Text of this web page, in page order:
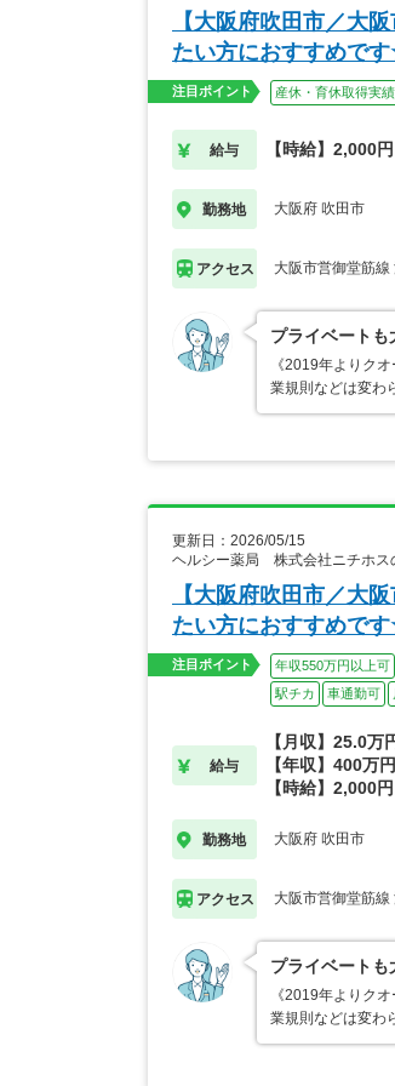
【大阪府吹田市／大
たい方におすすめで
注目ポイント 産休・育休取得実
給与 【時給】2,000
勤務地 大阪府 吹田市
アクセス 大阪市営御堂筋
プライベートも
《2019年よりク
業規則などは変わ
更新日：2026/05/15
ヘルシー薬局 株式会社ニチホス
【大阪府吹田市／大
たい方におすすめで
注目ポイント 年収550万円以上可
駅チカ
車通勤可
給与
【月収】25.0
【年収】400万
【時給】2,000
勤務地 大阪府 吹田市
アクセス 大阪市営御堂筋
プライベートも
《2019年よりク
業規則などは変わ